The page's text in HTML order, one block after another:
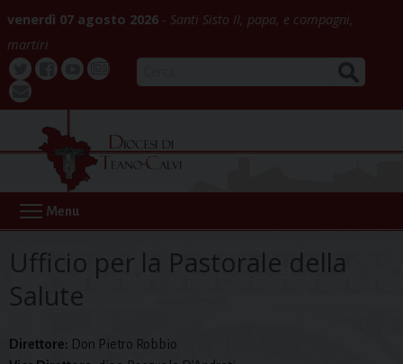
content
venerdì 07 agosto 2026
Santi Sisto II, papa, e compagni,
martiri
Twitter
Buona
webmail
Menu
Ufficio per la Pastorale della
Salute
Direttore: Don Pietro Robbio